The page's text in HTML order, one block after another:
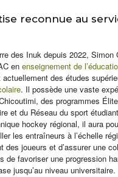
reconnue au
des Inuk depuis 2022, Simon
en enseignement de
actuellement des études
. Il possède une vaste
des programmes
et du Réseau du sport
hockey régional, il aura
les entraîneurs à l’échelle
des joueurs et d’assurer une
de favoriser une progression
jusqu’au niveau universitaire.